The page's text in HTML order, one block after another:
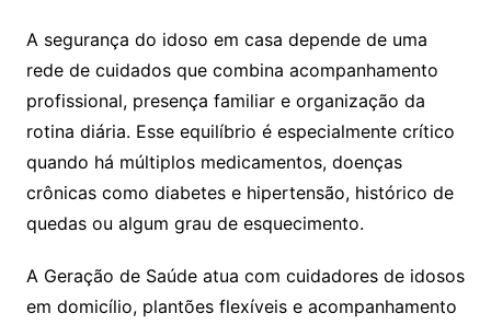
A segurança do idoso em casa depende de uma
rede de cuidados que combina acompanhamento
profissional, presença familiar e organização da
rotina diária. Esse equilíbrio é especialmente crítico
quando há múltiplos medicamentos, doenças
crônicas como diabetes e hipertensão, histórico de
quedas ou algum grau de esquecimento.
A Geração de Saúde atua com cuidadores de idosos
em domicílio, plantões flexíveis e acompanhamento